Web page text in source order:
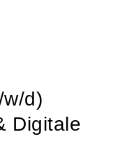
d)
Digitale